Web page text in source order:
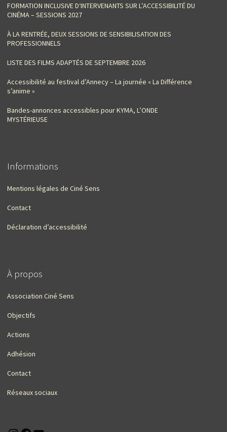
FORMATION INCLUSIVE D‘INTERVENANTS SUR L’ACCESSIBILITÉ DU
CINÉMA – SESSIONS 2027
À LA RENTRÉE, DEUX SESSIONS DE SENSIBILISATION DES
PROFESSIONNELS
LISTE DES FILMS ADAPTÉS DE SEPTEMBRE 2026
Accessibilité au festival d’Annecy – La journée « La Différence
s’anime »
Bandes-annonces accessibles pour KYMA, L’ONDE
MYSTÉRIEUSE
Informations
Mentions légales de Ciné Sens
Contact
Déclaration d’accessibilité
À propos
Association Ciné Sens
Objectifs
Actions
Adhésion
Contact
Réseaux sociaux
Instagram
Facebook